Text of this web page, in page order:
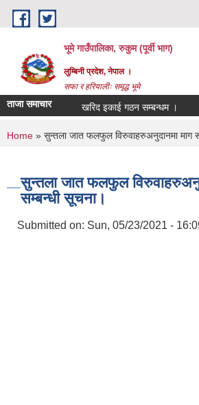
Skip to main content
भूमे गाउँपालिका, रुकुम (पूर्वी भाग)
लुम्बिनी प्रदेश, नेपाल ।
सफा र हरियालीः समृद्ध भूमे
ताजा समाचार खरिद इकाई गठन सम्बन्धम ।
You are here
Home » सुन्तला जात फलफुल विरुवाहरुअनुदानमा माग
सुन्तला जात फलफुल
सम्बन्धी सूचना।
Submitted on: Sun, 05/23/2021 -